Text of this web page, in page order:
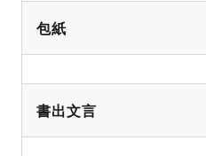
包紙
書出文言